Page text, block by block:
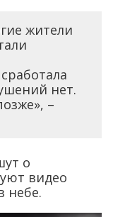
жители
нет.
–
о
видео
небе.